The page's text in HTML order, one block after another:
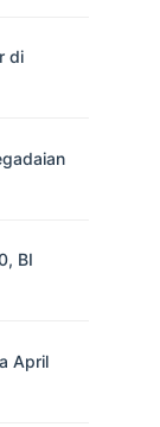
di
BI
April